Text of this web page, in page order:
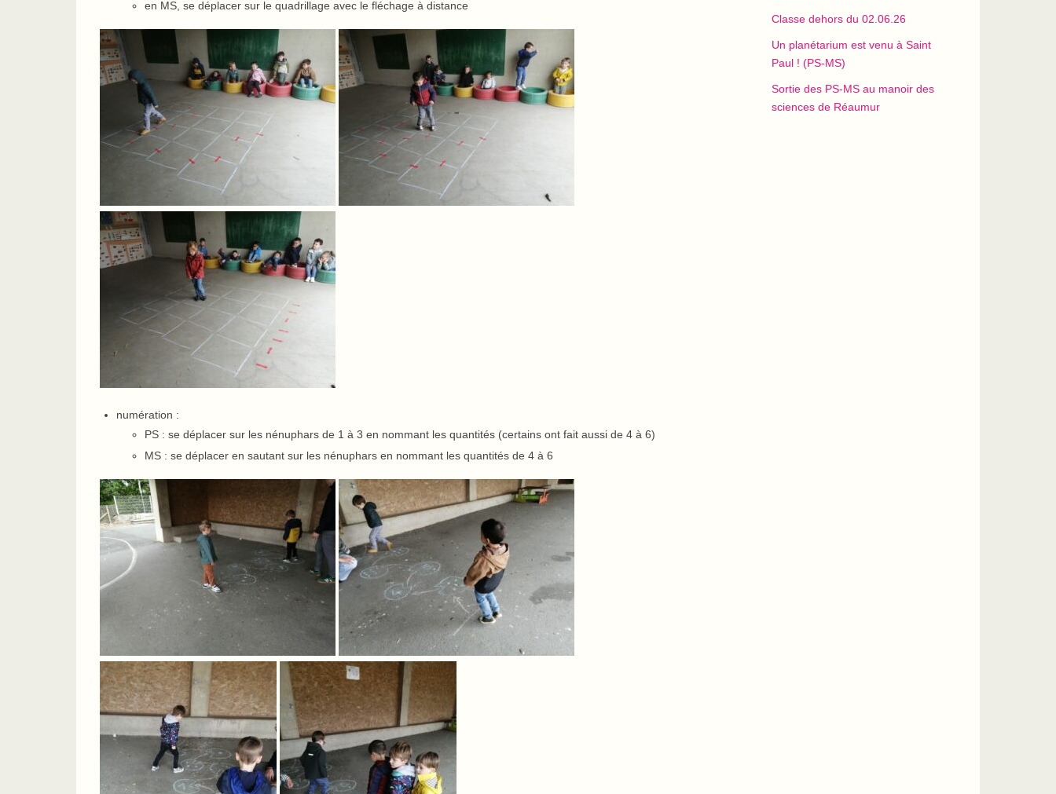
en MS, se déplacer sur le quadrillage avec le fléchage à distance
numération :
PS : se déplacer sur les nénuphars de 1 à 3 en nommant les quantités (certains ont fait aussi de 4 à 6)
MS : se déplacer en sautant sur les nénuphars en nommant les quantités de 4 à 6
Classe dehors du 02.06.26
Un planétarium est venu à Saint
Paul ! (PS-MS)
Sortie des PS-MS au manoir des
sciences de Réaumur